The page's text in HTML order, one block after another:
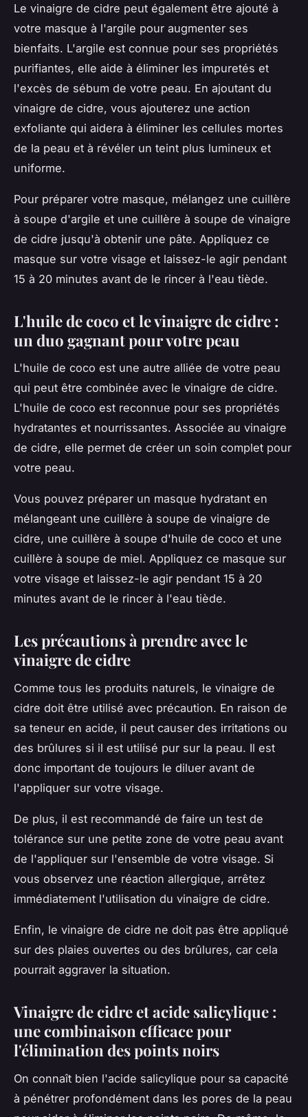
Le vinaigre de cidre peut également être ajouté à
votre masque à l'argile pour augmenter ses
bienfaits. L'argile est connue pour ses propriétés
purifiantes, elle aide à éliminer les impuretés et
l'excès de sébum de votre peau. En ajoutant du
vinaigre de cidre, vous ajouterez une action
exfoliante qui aidera à éliminer les cellules mortes
de la peau et à révéler un teint plus lumineux et
uniforme.
Pour préparer votre masque, mélangez une cuillère
à soupe d'argile et une cuillère à soupe de vinaigre
de cidre jusqu'à obtenir une pâte. Appliquez ce
masque sur votre visage et laissez-le agir pendant
15 à 20 minutes avant de le rincer à l'eau tiède.
L'huile de coco et le vinaigre de cidre :
un duo gagnant pour votre peau
L'huile de coco est une autre alliée de votre peau
qui peut être combinée avec le vinaigre de cidre.
L'huile de coco est reconnue pour ses propriétés
hydratantes et nourrissantes. Associée au vinaigre
de cidre, elle permet de créer un soin complet pour
votre peau.
Vous pouvez préparer un masque hydratant en
mélangeant une cuillère à soupe de vinaigre de
cidre, une cuillère à soupe d'huile de coco et une
cuillère à soupe de miel. Appliquez ce masque sur
votre visage et laissez-le agir pendant 15 à 20
minutes avant de le rincer à l'eau tiède.
Les précautions à prendre avec le
vinaigre de cidre
Comme tous les produits naturels, le vinaigre de
cidre doit être utilisé avec précaution. En raison de
sa teneur en acide, il peut causer des irritations ou
des brûlures si il est utilisé pur sur la peau. Il est
donc important de toujours le diluer avant de
l'appliquer sur votre visage.
De plus, il est recommandé de faire un test de
tolérance sur une petite zone de votre peau avant
de l'appliquer sur l'ensemble de votre visage. Si
vous observez une réaction allergique, arrêtez
immédiatement l'utilisation du vinaigre de cidre.
Enfin, le vinaigre de cidre ne doit pas être appliqué
sur des plaies ouvertes ou des brûlures, car cela
pourrait aggraver la situation.
Vinaigre de cidre et acide salicylique :
une combinaison efficace pour
l'élimination des points noirs
On connaît bien l'acide salicylique pour sa capacité
à pénétrer profondément dans les pores de la peau